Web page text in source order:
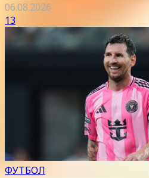
06.08.2026
13
ФУТБОЛ